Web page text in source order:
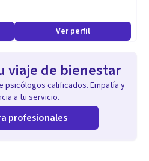
trabajo se centra en la
las experiencias
familiares influyen en la vida de
en reprocesamientoy y
a nivel individual como
que los traumas no solo
Ver perfil
viaje de bienestar
psicólogos calificados. Empatía y
a tu servicio.
profesionales